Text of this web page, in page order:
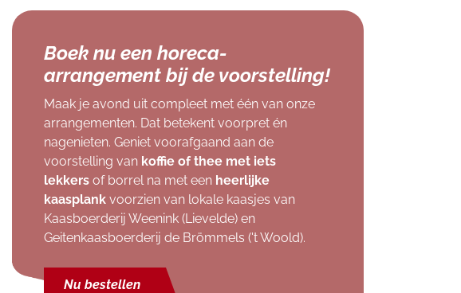
Boek nu een horeca-
arrangement bij de voorstelling!
Maak je avond uit compleet met één van onze
arrangementen. Dat betekent voorpret én
nagenieten. Geniet voorafgaand aan de
voorstelling van koffie of thee met iets
lekkers of borrel na met een heerlijke
kaasplankvoorzien van lokale kaasjes van
Kaasboerderij Weenink (Lievelde) en
Geitenkaasboerderij de Brömmels ('t Woold).
Nu bestellen